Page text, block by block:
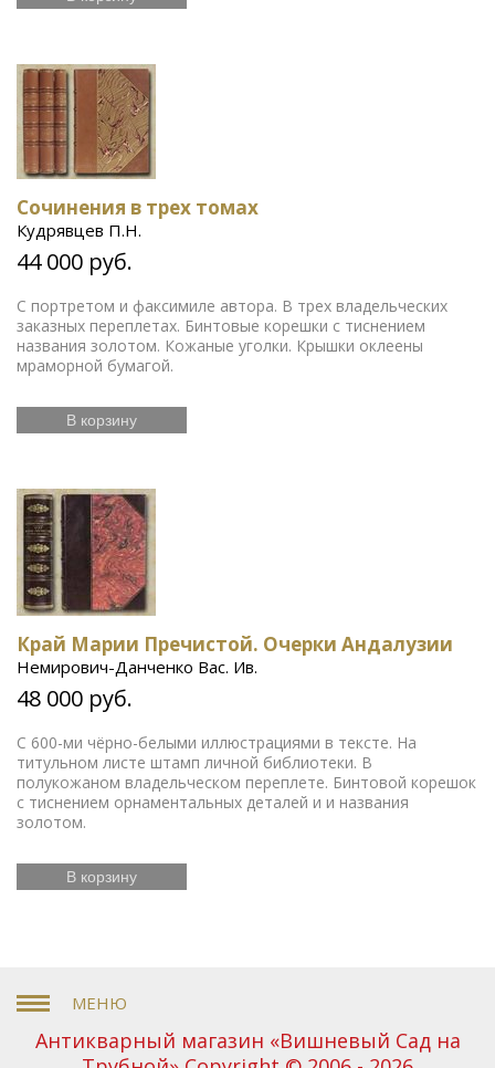
Сочинения в трех томах
Кудрявцев П.Н.
44 000 руб.
С портретом и факсимиле автора. В трех владельческих
заказных переплетах. Бинтовые корешки с тиснением
названия золотом. Кожаные уголки. Крышки оклеены
мраморной бумагой.
В корзину
Край Марии Пречистой. Очерки Андалузии
Немирович-Данченко Вас. Ив.
48 000 руб.
С 600-ми чёрно-белыми иллюстрациями в тексте. На
титульном листе штамп личной библиотеки. В
полукожаном владельческом переплете. Бинтовой корешок
с тиснением орнаментальных деталей и и названия
золотом.
В корзину
Антикварный магазин «Вишневый Сад на